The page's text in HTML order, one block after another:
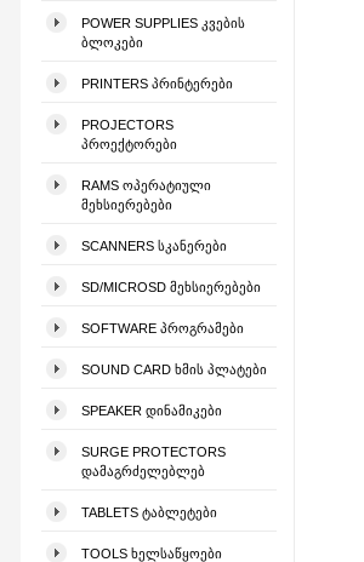
POWER SUPPLIES ᲙᲕᲔᲑᲘᲡ
ᲑᲚᲝᲙᲔᲑᲘ
PRINTERS ᲞᲠᲘᲜᲢᲔᲠᲔᲑᲘ
PROJECTORS
ᲞᲠᲝᲔᲥᲢᲝᲠᲔᲑᲘ
RAMS ᲝᲞᲔᲠᲐᲢᲘᲣᲚᲘ
ᲛᲔᲮᲡᲘᲔᲠᲔᲑᲔᲑᲘ
SCANNERS ᲡᲙᲐᲜᲔᲠᲔᲑᲘ
SD/MICROSD ᲛᲔᲮᲡᲘᲔᲠᲔᲑᲔᲑᲘ
SOFTWARE ᲞᲠᲝᲒᲠᲐᲛᲔᲑᲘ
SOUND CARD ᲮᲛᲘᲡ ᲞᲚᲐᲢᲔᲑᲘ
SPEAKER ᲓᲘᲜᲐᲛᲘᲙᲔᲑᲘ
SURGE PROTECTORS
ᲓᲐᲛᲐᲒᲠᲫᲔᲚᲔᲑᲚᲔᲑ
TABLETS ᲢᲐᲑᲚᲔᲢᲔᲑᲘ
TOOLS ᲮᲔᲚᲡᲐᲬᲧᲝᲔᲑᲘ